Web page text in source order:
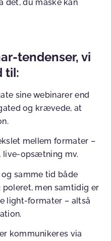
det, du måske kan
tendenser, vi
til:
sine webinarer end
og krævede, at
mellem formater –
live-opsætning mv.
samme tid både
men samtidig er
light-formater – altså
kommunikeres via